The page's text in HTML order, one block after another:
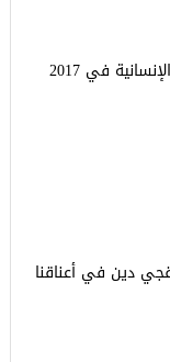
في 2017
دين في أعناقنا